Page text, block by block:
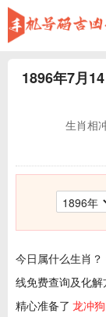
1896年7月
生肖相
今日属什么生肖？
线免费查询及化
精心准备了 龙冲狗